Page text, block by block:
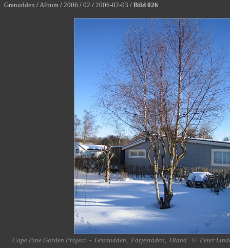
Granudden /Album / 2006 / 02 / 2006-02-03 / Bild 026
Cape Pine Garden Project - Granudden, Färjestaden, Öland © Peter